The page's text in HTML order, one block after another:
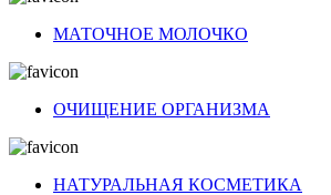
МАТОЧНОЕ МОЛОЧКО
ОЧИЩЕНИЕ ОРГАНИЗМА
НАТУРАЛЬНАЯ КОСМЕТИКА